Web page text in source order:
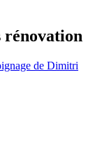
rénovation
de Dimitri